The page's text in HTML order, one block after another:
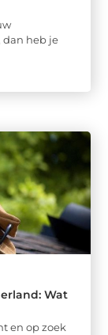
dan heb je
Wat
en op zoek